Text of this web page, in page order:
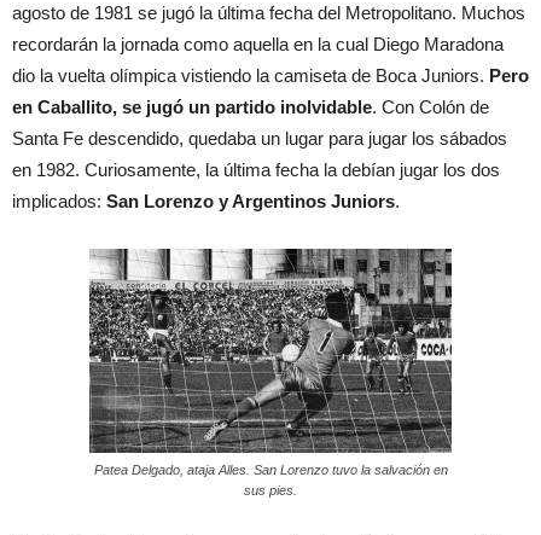
agosto de 1981 se jugó la última fecha del Metropolitano. Muchos
recordarán la jornada como aquella en la cual Diego Maradona
dio la vuelta olímpica vistiendo la camiseta de Boca Juniors. Pero
en Caballito, se jugó un partido inolvidable. Con Colón de
Santa Fe descendido, quedaba un lugar para jugar los sábados
en 1982. Curiosamente, la última fecha la debían jugar los dos
implicados: San Lorenzo y Argentinos Juniors.
Patea Delgado, ataja Alles. San Lorenzo tuvo la salvación en
sus pies.